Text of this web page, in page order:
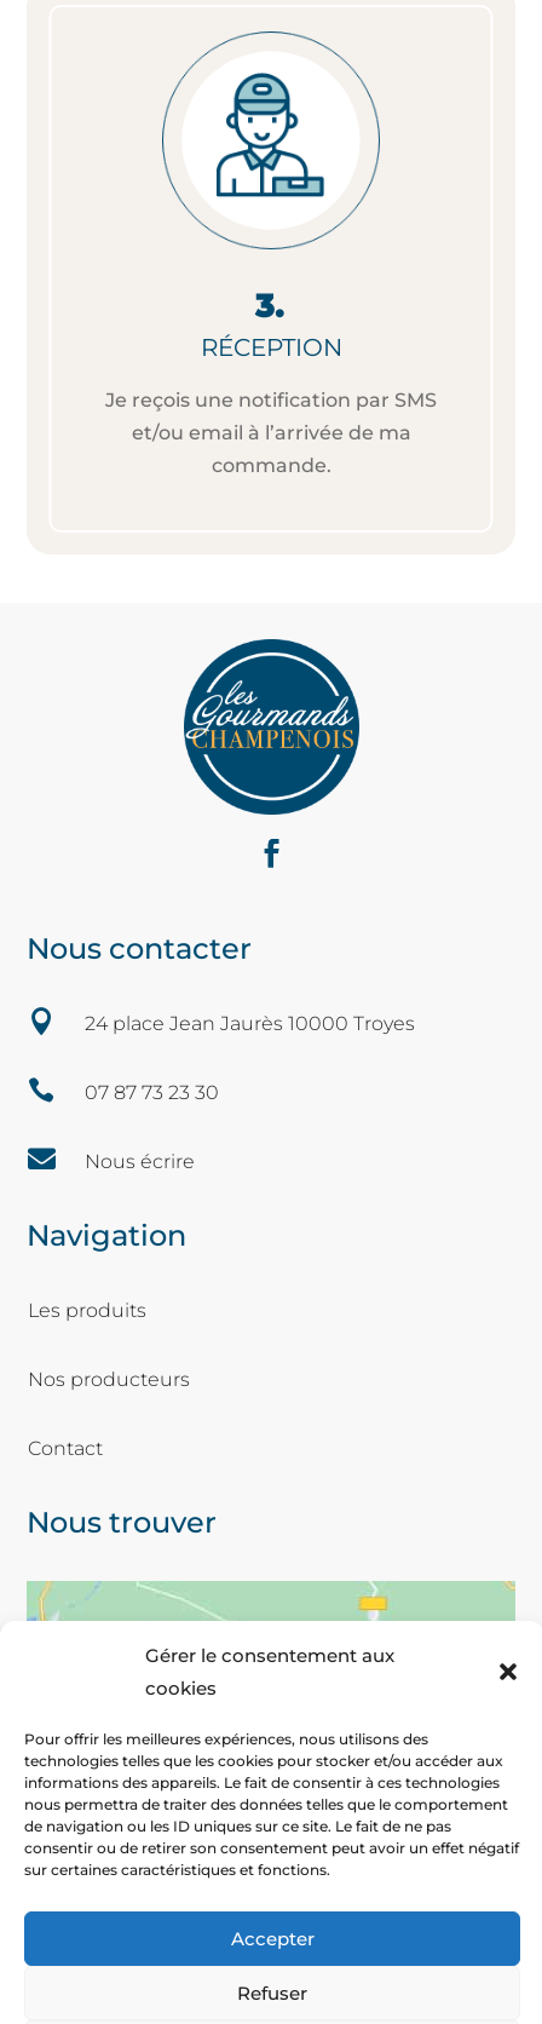
Gérer le consentement aux
cookies
Pour offrir les meilleures expériences, nous utilisons des
technologies telles que les cookies pour stocker et/ou accéder aux
informations des appareils. Le fait de consentir à ces technologies
nous permettra de traiter des données telles que le comportement
de navigation ou les ID uniques sur ce site. Le fait de ne pas
consentir ou de retirer son consentement peut avoir un effet négatif
sur certaines caractéristiques et fonctions.
Accepter
Refuser
RÉCEPTION
Je reçois une notification par SMS
et/ou email à l’arrivée de ma
commande.
Nous contacter
 24 place Jean Jaurès 10000 Troyes
 07 87 73 23 30
 Nous écrire
Navigation
Les produits
Nos producteurs
Contact
Nous trouver
Cliquez pour accepter les cookies marketing et activer ce
contenu
|